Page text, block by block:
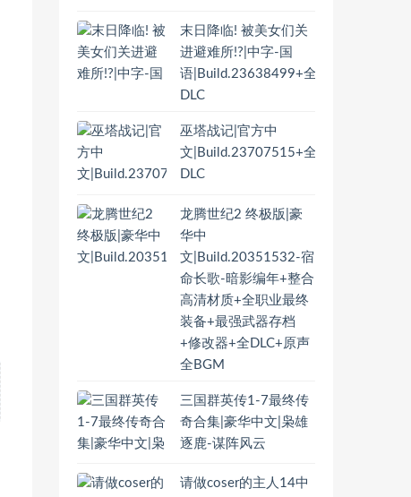
末日降临! 被美女们关
进避难所!?|中字-国
语|Build.23638499+全
DLC
巫塔战记|官方中
文|Build.23707515+全
DLC
龙腾世纪2 终极版|豪
华中
文|Build.20351532-宿
命长歌-暗影编年+整合
高清材质+全职业最终
装备+最强武器存档
+修改器+全DLC+原声
全BGM
三国群英传1-7最终传
奇合集|豪华中文|枭雄
逐鹿-谋阵风云
请做coser的主人14中